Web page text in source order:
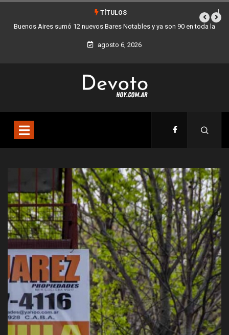
TÍTULOS
Los stands móviles de la Ciudad llegan esta semana a Villa Devoto
agosto 6, 2026